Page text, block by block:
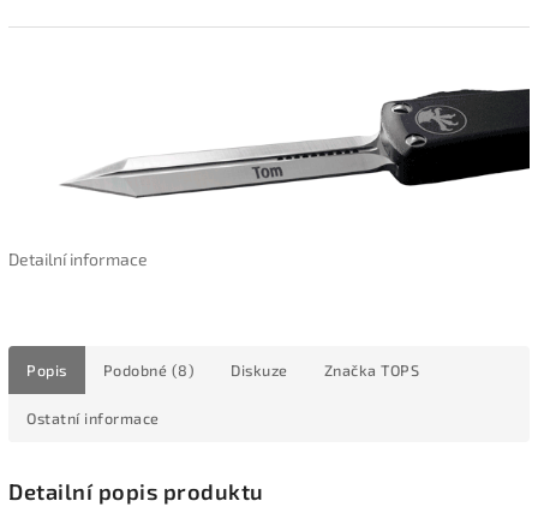
Detailní informace
Popis Podobné (8) Diskuze Značka TOPS
Ostatní informace
Detailní popis produktu